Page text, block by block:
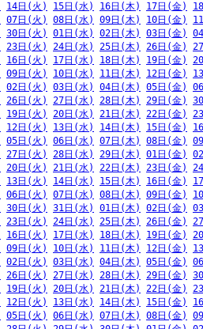
14日(火) 15日(水) 16日(木) 17日(金)
07日(火) 08日(水) 09日(木) 10日(金)
30日(火) 01日(水) 02日(木) 03日(金)
23日(火) 24日(水) 25日(木) 26日(金)
16日(火) 17日(水) 18日(木) 19日(金)
09日(火) 10日(水) 11日(木) 12日(金)
02日(火) 03日(水) 04日(木) 05日(金)
26日(火) 27日(水) 28日(木) 29日(金)
19日(火) 20日(水) 21日(木) 22日(金)
12日(火) 13日(水) 14日(木) 15日(金)
05日(火) 06日(水) 07日(木) 08日(金)
27日(火) 28日(水) 29日(木) 01日(金)
20日(火) 21日(水) 22日(木) 23日(金)
13日(火) 14日(水) 15日(木) 16日(金)
06日(火) 07日(水) 08日(木) 09日(金)
30日(火) 31日(水) 01日(木) 02日(金)
23日(火) 24日(水) 25日(木) 26日(金)
16日(火) 17日(水) 18日(木) 19日(金)
09日(火) 10日(水) 11日(木) 12日(金)
02日(火) 03日(水) 04日(木) 05日(金)
26日(火) 27日(水) 28日(木) 29日(金)
19日(火) 20日(水) 21日(木) 22日(金)
12日(火) 13日(水) 14日(木) 15日(金)
05日(火) 06日(水) 07日(木) 08日(金)